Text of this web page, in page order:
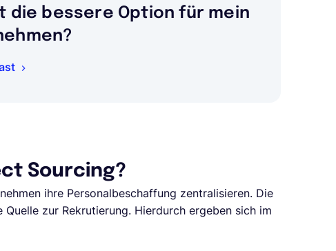
die bessere Option für mein
Sourcing?
ihre Personalbeschaffung zentralisieren. Die
zur Rekrutierung. Hierdurch ergeben sich im